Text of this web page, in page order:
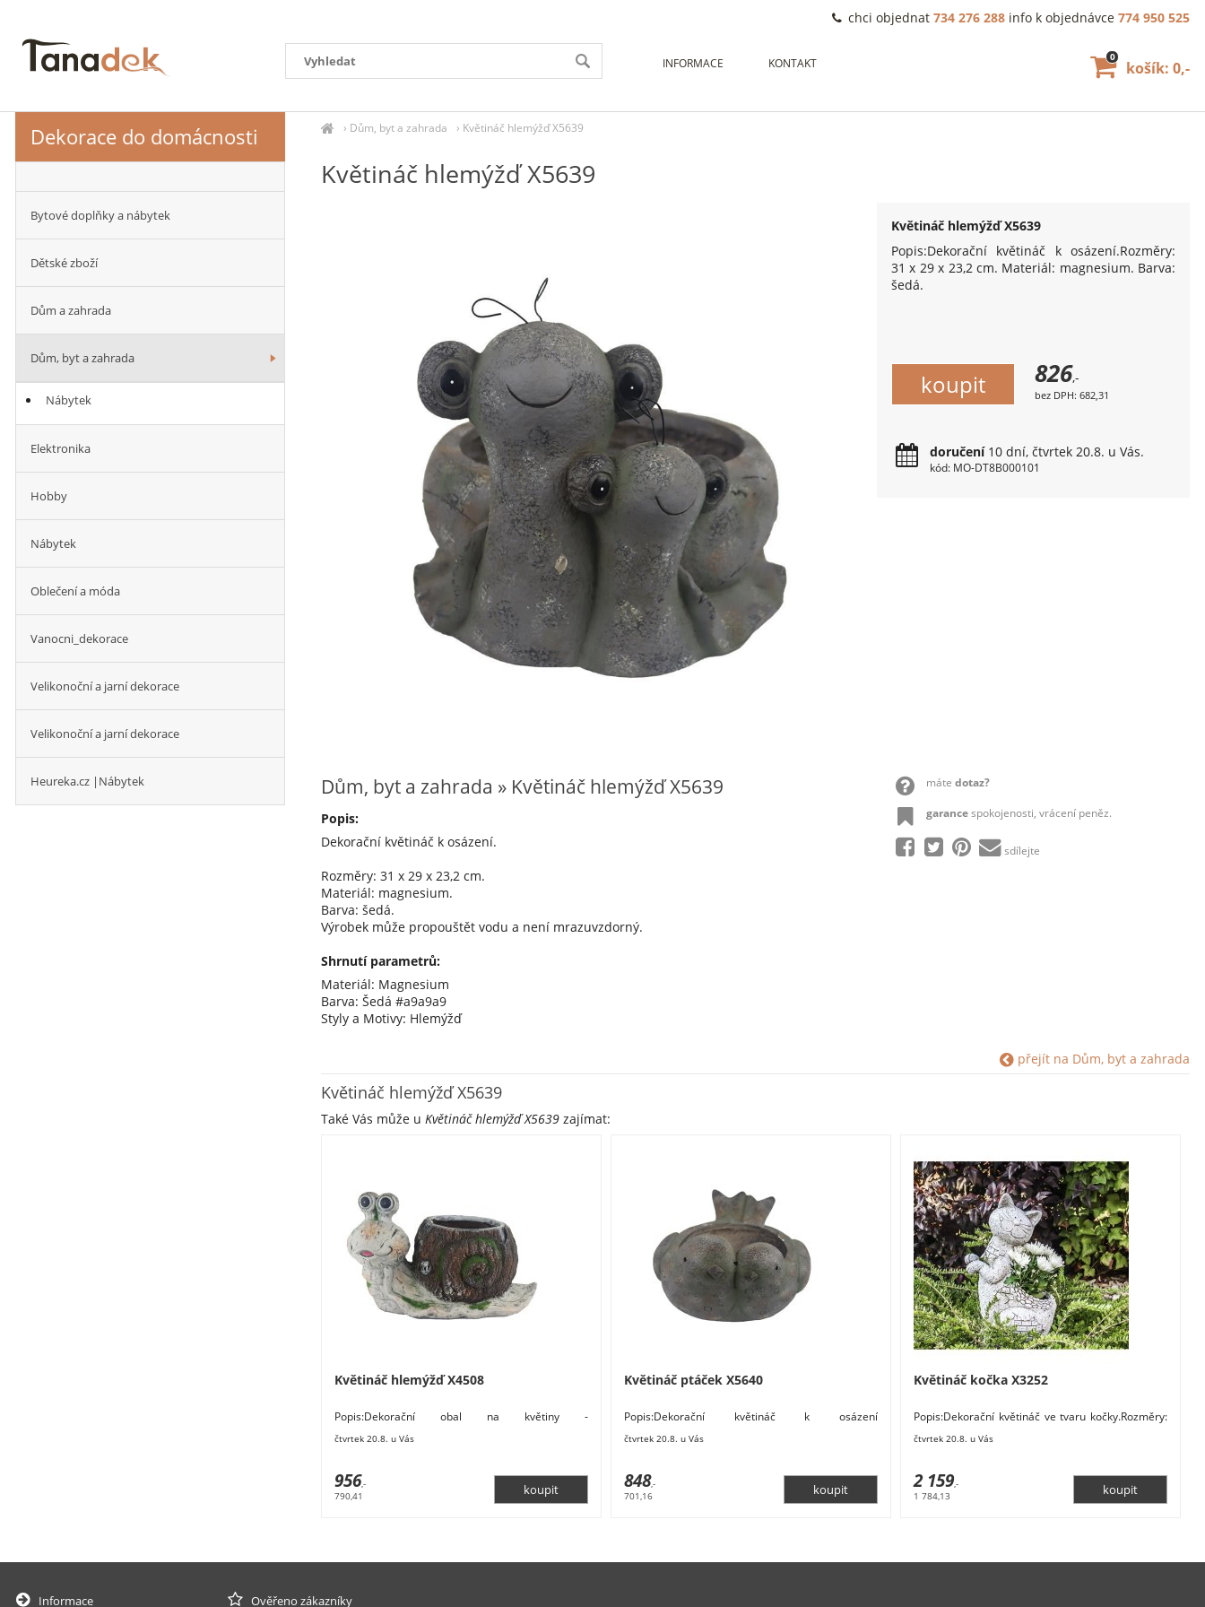
› Dům, byt a zahrada › Květináč hlemýžď X5639
Květináč hlemýžď X5639
Květináč hlemýžď X5639
Popis:Dekorační květináč k osázení.Rozměry:
31 x 29 x 23,2 cm. Materiál: magnesium. Barva:
šedá.
826,-
bez DPH: 682,31
doručení10 dní, čtvrtek 20.8. u Vás.
kód: MO-DT8B000101
máte dotaz?
garancespokojenosti, vrácení peněz.
sdílejte
Dům, byt a zahrada » Květináč hlemýžď X5639
Popis:
Dekorační květináč k osázení.
Rozměry: 31 x 29 x 23,2 cm.
Materiál: magnesium.
Barva: šedá.
Výrobek může propouštět vodu a není mrazuvzdorný.
Shrnutí parametrů:
Materiál: Magnesium
Barva: Šedá #a9a9a9
Styly a Motivy: Hlemýžď
přejít na Dům, byt a zahrada
Květináč hlemýžď X5639
Také Vás může u Květináč hlemýžď X5639zajímat:
Květináč hlemýžď X4508
Popis:Dekorační obal na květiny -
magnesium.
čtvrtek 20.8. u Vás
956,-
790,41
Květináč ptáček X5640
Popis:Dekorační květináč k osázení
magnesium.
čtvrtek 20.8. u Vás
848,-
701,16
Květináč kočka X3252
Popis:Dekorační květináč ve tvaru kočky.Rozměry:
čtvrtek 20.8. u Vás
2 159,-
1 784,13
Dekorace do domácnosti
Bytové doplňky a nábytek
Dětské zboží
Dům a zahrada
Dům, byt a zahrada
Nábytek
Elektronika
Hobby
Nábytek
Oblečení a móda
Vanocni_dekorace
Velikonoční a jarní dekorace
Velikonoční a jarní dekorace
Heureka.cz |Nábytek
INFORMACE KONTAKT
chci objednat 734 276 288 info k objednávce 774 950 525
košík: 0,-
0
Informace Ověřeno zákazníky